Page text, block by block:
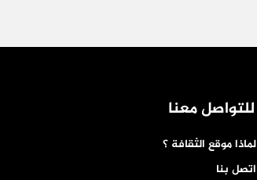
للتواصل معنا
لماذا موقع الثقافة ؟
اتصل بنا